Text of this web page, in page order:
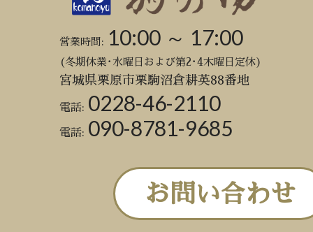
営業時間: 10:00 ～ 17:00
(冬期休業･水曜日および第2･4木曜日定休)
宮城県栗原市栗駒沼倉耕英88番地
電話: 0228-46-2110
電話: 090-8781-9685
お問い合わせ